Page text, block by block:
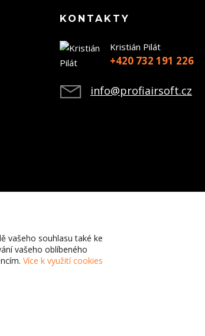
KONTAKTY
Kristián Pilát
+420 732 191 226
info@profiairsoft.cz
vašeho souhlasu také ke
vašeho oblíbeného
Více k využití cookies